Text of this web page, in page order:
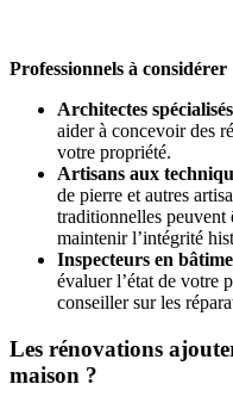
Professionnels à considérer
Architectes
aider à concevoir des
votre propriété.
Artisans aux
de pierre et autres
traditionnelles peuvent
maintenir l’intégrité
Inspecteurs en
évaluer l’état de votre
conseiller sur les
Les rénovations
maison ?